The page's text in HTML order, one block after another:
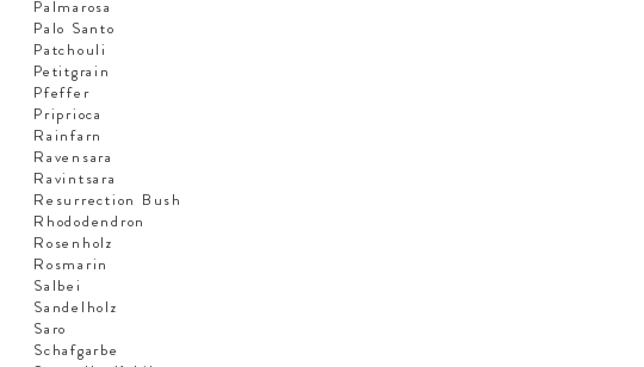
Palmarosa
Palo Santo
Patchouli
Petitgrain
Pfeffer
Priprioca
Rainfarn
Ravensara
Ravintsara
Resurrection Bush
Rhododendron
Rosenholz
Rosmarin
Salbei
Sandelholz
Saro
Schafgarbe